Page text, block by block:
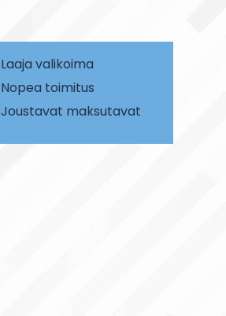
Laaja valikoima
Nopea toimitus
Joustavat maksutavat